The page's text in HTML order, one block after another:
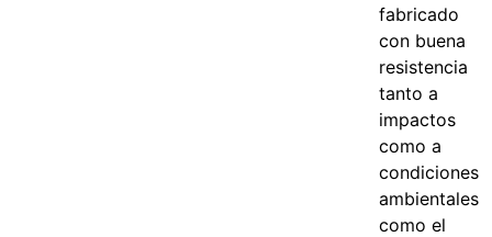
fabricado
con buena
resistencia
tanto a
impactos
como a
condiciones
ambientales
como el